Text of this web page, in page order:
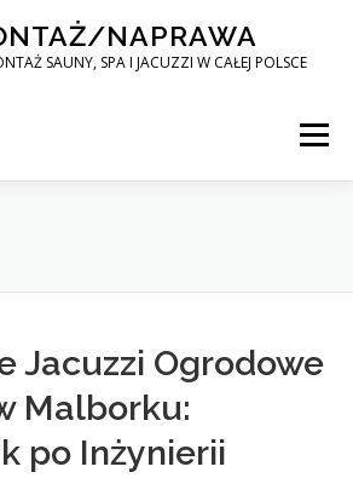
NAPRAWA
SAUNY, SPA I JACUZZI W CAŁEJ POLSCE
Menu
Jacuzzi Ogrodowe
Malborku:
po Inżynierii